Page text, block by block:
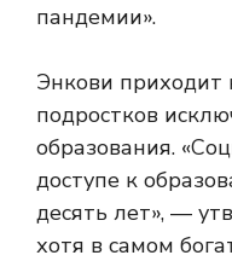
пандемии».
Энкови приходит
подростков
образования.
доступе к
десять лет», —
хотя в самом